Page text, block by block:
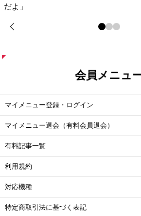
だよ」
会員メニュ
マイメニュー登録・ログイン
マイメニュー退会（有料会員退会）
有料記事一覧
利用規約
対応機種
特定商取引法に基づく表記